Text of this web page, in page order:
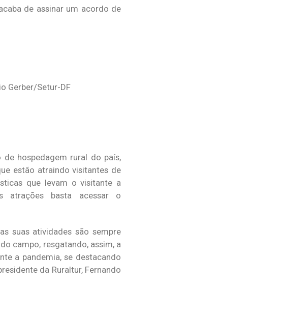
de assinar um acordo de
Gerber/Setur-DF
hospedagem rural do país,
estão atraindo visitantes de
que levam o visitante a
atrações basta acessar o
suas atividades são sempre
campo, resgatando, assim, a
a pandemia, se destacando
da Ruraltur, Fernando